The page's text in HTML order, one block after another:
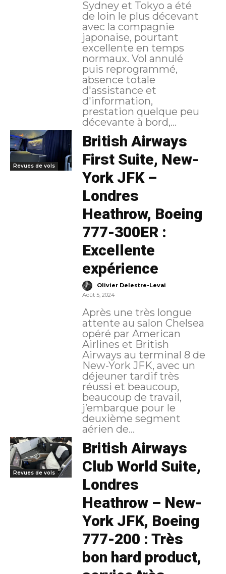
Sydney et Tokyo a été
de loin le plus décevant
avec la compagnie
japonaise, pourtant
excellente en temps
normaux. Vol annulé
puis reprogrammé,
absence totale
d'assistance et
d'information,
prestation quelque peu
décevante à bord,...
Revues de vols
British Airways
First Suite, New-
York JFK –
Londres
Heathrow, Boeing
777-300ER :
Excellente
expérience
Olivier Delestre-Levai -
Août 5, 2024
Après une très longue
attente au salon Chelsea
opéré par American
Airlines et British
Airways au terminal 8 de
New-York JFK, avec un
déjeuner tardif très
réussi et beaucoup,
beaucoup de travail,
j’embarque pour le
deuxième segment
aérien de...
Revues de vols
British Airways
Club World Suite,
Londres
Heathrow – New-
York JFK, Boeing
777-200 : Très
bon hard product,